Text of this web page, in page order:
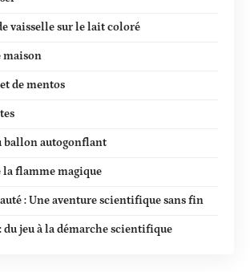
vaisselle sur le lait coloré
maison
de mentos
ballon autogonflant
la flamme magique
: Une aventure scientifique sans fin
jeu à la démarche scientifique